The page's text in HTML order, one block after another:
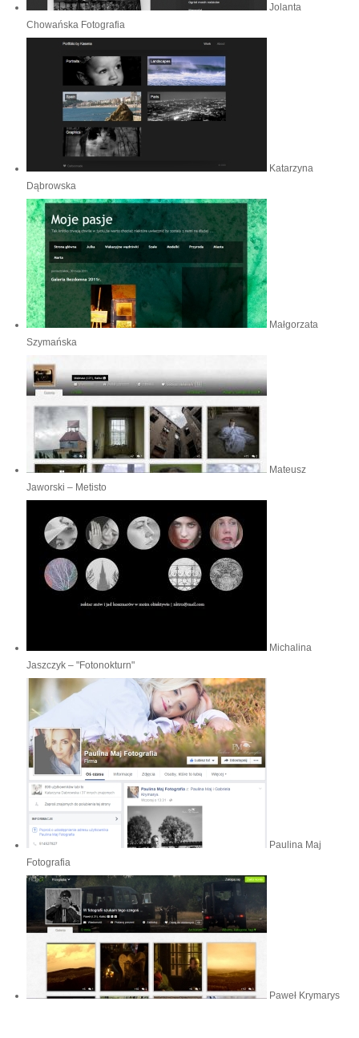
Jolanta
Chowańska Fotografia
Katarzyna
Dąbrowska
Małgorzata
Szymańska
Mateusz
Jaworski – Metisto
Michalina
Jaszczyk – "Fotonokturn"
Paulina Maj
Fotografia
Paweł Krymarys